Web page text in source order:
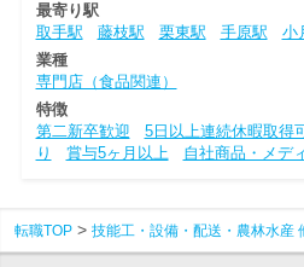
最寄り駅
取手駅
藤枝駅 栗東駅 手原駅
小
業種
専門店（食品関連）
特徴
第二新卒歓迎
5日以上連続休暇取得
り
賞与5ヶ月以上 自社商品・メデ
転職TOP 技能工・設備・配送・農林水産